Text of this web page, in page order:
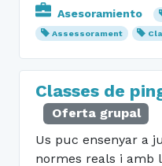
Asesoramiento
Assessorament
Classes de
Oferta grupal
Us puc ensenyar a
normes reals i amb